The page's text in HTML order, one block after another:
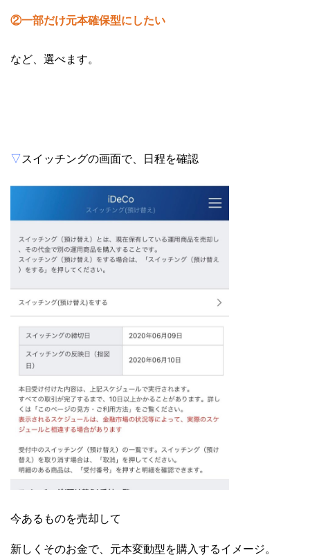
②一部だけ元本確保型にしたい
など、選べます。
▽スイッチングの画面で、日程を確認
今あるものを売却して
新しくそのお金で、元本変動型を購入するイメージ。